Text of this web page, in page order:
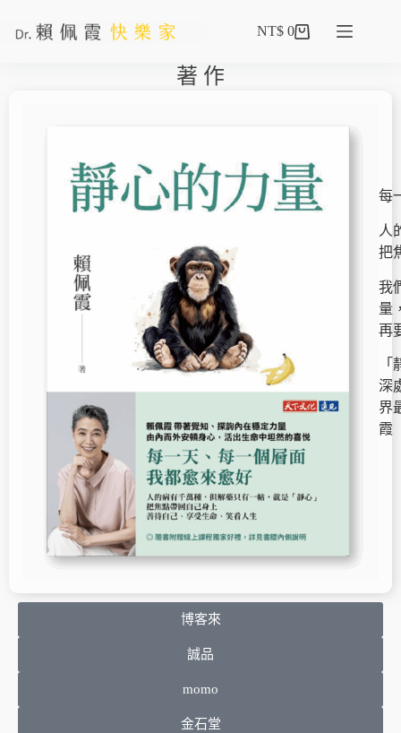
NT$ 0
著 作
每
人
把
我
量
再
深
界
霞
博客來
誠品
momo
金石堂